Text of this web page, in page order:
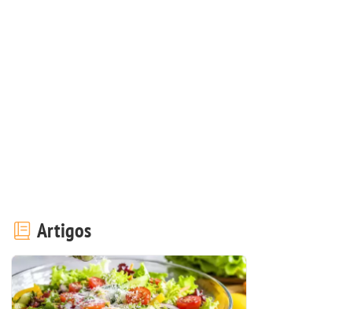
Artigos